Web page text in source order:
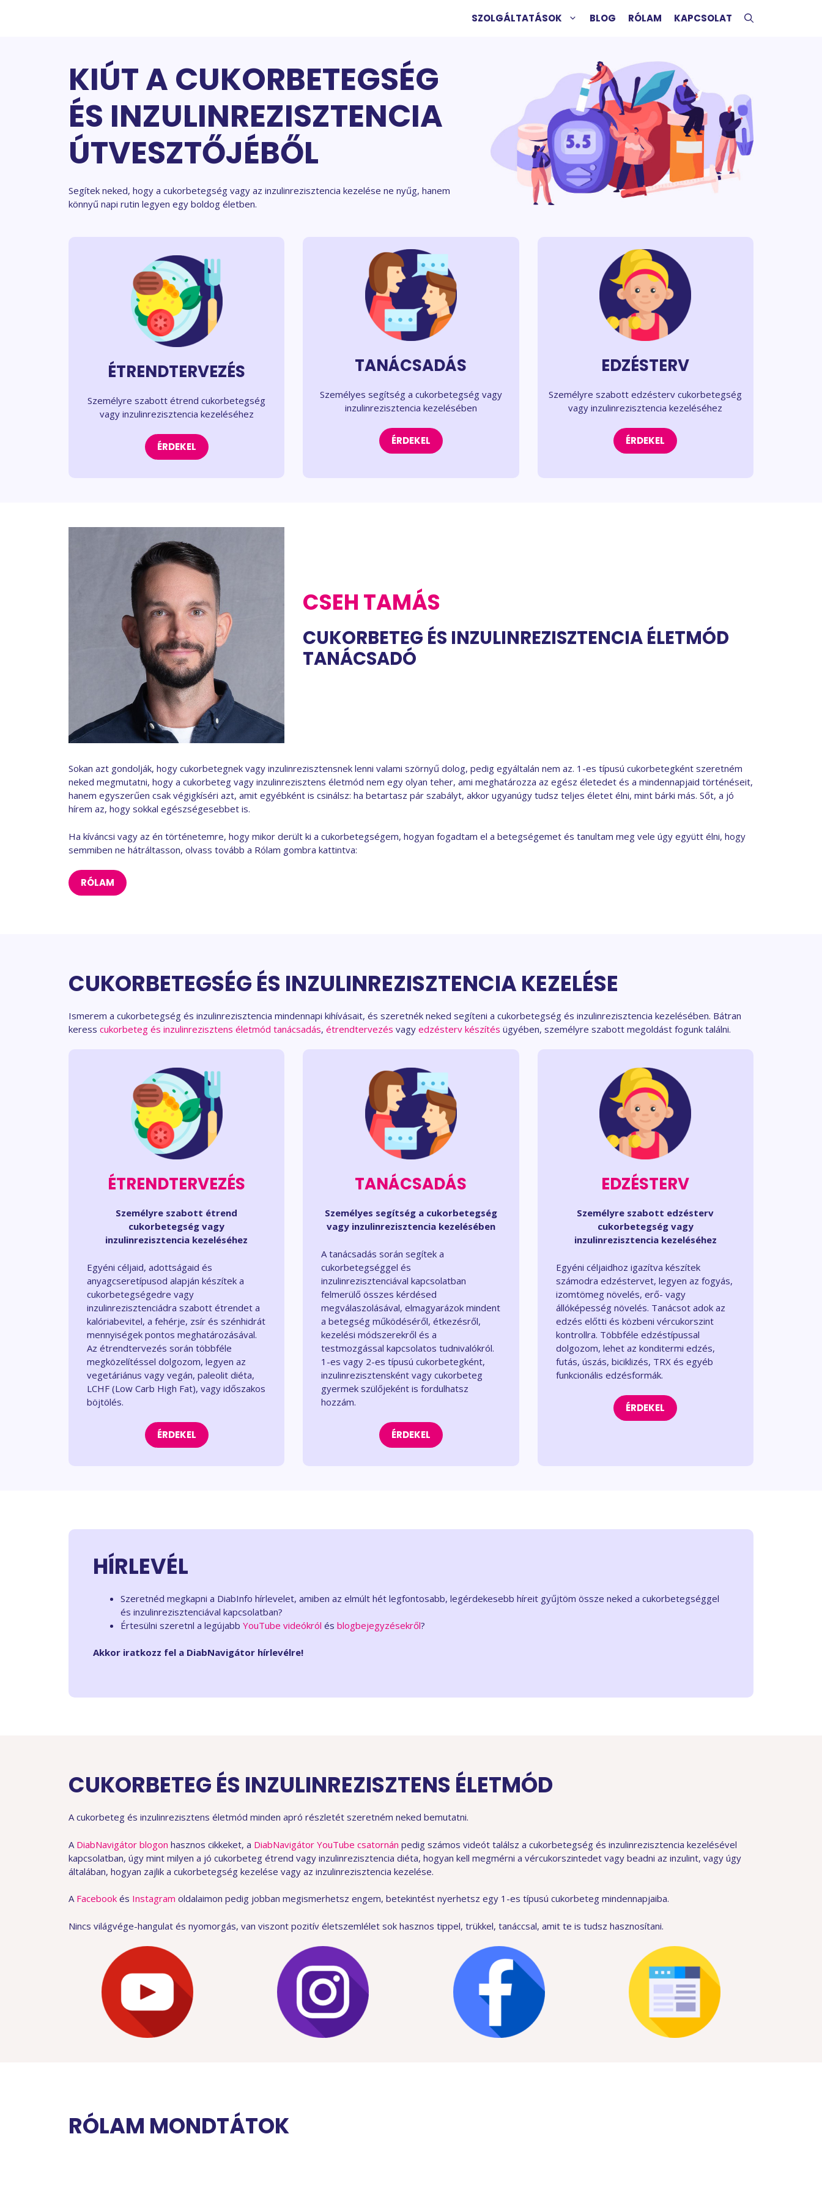
SZOLGÁLTATÁSOK BLOG RÓLAM KAPCSOLAT
KIÚT A CUKORBETEGSÉG
ÉS INZULINREZISZTENCIA
ÚTVESZTŐJÉBŐL
Segítek neked, hogy a cukorbetegség vagy az inzulinrezisztencia kezelése ne nyűg, hanem
könnyű napi rutin legyen egy boldog életben.
ÉTRENDTERVEZÉS
Személyre szabott étrend cukorbetegség
vagy inzulinrezisztencia kezeléséhez
ÉRDEKEL
TANÁCSADÁS
Személyes segítség a cukorbetegség vagy
inzulinrezisztencia kezelésében
ÉRDEKEL
EDZÉSTERV
Személyre szabott edzésterv cukorbetegség
vagy inzulinrezisztencia kezeléséhez
ÉRDEKEL
CSEH TAMÁS
CUKORBETEG ÉS INZULINREZISZTENCIA ÉLETMÓD
TANÁCSADÓ
Sokan azt gondolják, hogy cukorbetegnek vagy inzulinrezisztensnek lenni valami szörnyű dolog, pedig egyáltalán nem az. 1-es típusú cukorbetegként szeretném
neked megmutatni, hogy a cukorbeteg vagy inzulinrezisztens életmód nem egy olyan teher, ami meghatározza az egész életedet és a mindennapjaid történéseit,
hanem egyszerűen csak végigkíséri azt, amit egyébként is csinálsz: ha betartasz pár szabályt, akkor ugyanúgy tudsz teljes életet élni, mint bárki más. Sőt, a jó
hírem az, hogy sokkal egészségesebbet is.
Ha kíváncsi vagy az én történetemre, hogy mikor derült ki a cukorbetegségem, hogyan fogadtam el a betegségemet és tanultam meg vele úgy együtt élni, hogy
semmiben ne hátráltasson, olvass tovább a Rólam gombra kattintva:
RÓLAM
CUKORBETEGSÉG ÉS INZULINREZISZTENCIA KEZELÉSE
Ismerem a cukorbetegség és inzulinrezisztencia mindennapi kihívásait, és szeretnék neked segíteni a cukorbetegség és inzulinrezisztencia kezelésében. Bátran
keress cukorbeteg és inzulinrezisztens életmód tanácsadás, étrendtervezés vagy edzésterv készítés ügyében, személyre szabott megoldást fogunk találni.
ÉTRENDTERVEZÉS
Személyre szabott étrend
cukorbetegség vagy
inzulinrezisztencia kezeléséhez
Egyéni céljaid, adottságaid és
anyagcseretípusod alapján készítek a
cukorbetegségedre vagy
inzulinrezisztenciádra szabott étrendet a
kalóriabevitel, a fehérje, zsír és szénhidrát
mennyiségek pontos meghatározásával.
Az étrendtervezés során többféle
megközelítéssel dolgozom, legyen az
vegetáriánus vagy vegán, paleolit diéta,
LCHF (Low Carb High Fat), vagy időszakos
böjtölés.
ÉRDEKEL
TANÁCSADÁS
Személyes segítség a cukorbetegség
vagy inzulinrezisztencia kezelésében
A tanácsadás során segítek a
cukorbetegséggel és
inzulinrezisztenciával kapcsolatban
felmerülő összes kérdésed
megválaszolásával, elmagyarázok mindent
a betegség működéséről, étkezésről,
kezelési módszerekről és a
testmozgással kapcsolatos tudnivalókról.
1-es vagy 2-es típusú cukorbetegként,
inzulinrezisztensként vagy cukorbeteg
gyermek szülőjeként is fordulhatsz
hozzám.
ÉRDEKEL
EDZÉSTERV
Személyre szabott edzésterv
cukorbetegség vagy
inzulinrezisztencia kezeléséhez
Egyéni céljaidhoz igazítva készítek
számodra edzéstervet, legyen az fogyás,
izomtömeg növelés, erő- vagy
állóképesség növelés. Tanácsot adok az
edzés előtti és közbeni vércukorszint
kontrollra. Többféle edzéstípussal
dolgozom, lehet az konditermi edzés,
futás, úszás, biciklizés, TRX és egyéb
funkcionális edzésformák.
ÉRDEKEL
HÍRLEVÉL
Szeretnéd megkapni a DiabInfo hírlevelet, amiben az elmúlt hét legfontosabb, legérdekesebb híreit gyűjtöm össze neked a cukorbetegséggel
és inzulinrezisztenciával kapcsolatban?
Értesülni szeretnl a legújabb YouTube videókról és blogbejegyzésekről?
Akkor iratkozz fel a DiabNavigátor hírlevélre!
CUKORBETEG ÉS INZULINREZISZTENS ÉLETMÓD
A cukorbeteg és inzulinrezisztens életmód minden apró részletét szeretném neked bemutatni.
A DiabNavigátor blogon hasznos cikkeket, a DiabNavigátor YouTube csatornán pedig számos videót találsz a cukorbetegség és inzulinrezisztencia kezelésével
kapcsolatban, úgy mint milyen a jó cukorbeteg étrend vagy inzulinrezisztencia diéta, hogyan kell megmérni a vércukorszintedet vagy beadni az inzulint, vagy úgy
általában, hogyan zajlik a cukorbetegség kezelése vagy az inzulinrezisztencia kezelése.
A Facebook és Instagram oldalaimon pedig jobban megismerhetsz engem, betekintést nyerhetsz egy 1-es típusú cukorbeteg mindennapjaiba.
Nincs világvége-hangulat és nyomorgás, van viszont pozitív életszemlélet sok hasznos tippel, trükkel, tanáccsal, amit te is tudsz hasznosítani.
RÓLAM MONDTÁTOK